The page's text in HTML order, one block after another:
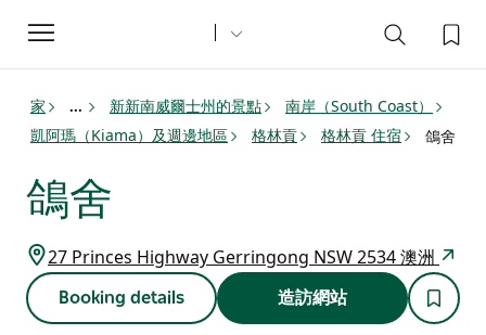
Toggle
navigation
家 ... 新新南威爾士州的景點
南岸（South Coast）
凱阿瑪（Kiama）及週邊地區
格林貢 格林貢 住宿 鴿舍
鴿舍
27 Princes Highway Gerringong NSW 2534 澳洲
Booking details 造訪網站